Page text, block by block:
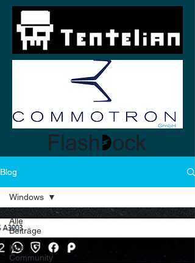
Blog
Alle
Beiträge
Ihre
Community
Windows